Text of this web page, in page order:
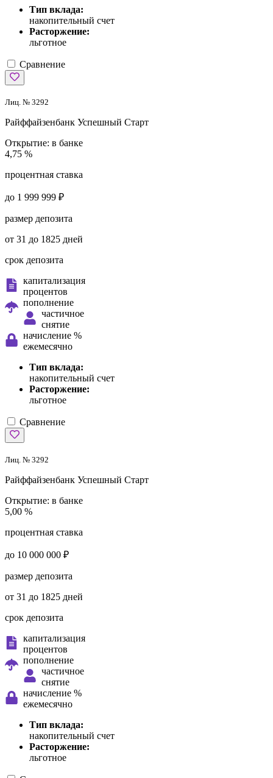
Тип вклада:
накопительный счет
Расторжение:
льготное
Сравнение
Лиц. № 3292
Райффайзенбанк Успешный Старт
Открытие: в банке
4,75 %
процентная ставка
до 1 999 999 ₽
размер депозита
от 31 до 1825 дней
срок депозита
капитализация
процентов
пополнение
частичное
снятие
начисление %
ежемесячно
Тип вклада:
накопительный счет
Расторжение:
льготное
Сравнение
Лиц. № 3292
Райффайзенбанк Успешный Старт
Открытие: в банке
5,00 %
процентная ставка
до 10 000 000 ₽
размер депозита
от 31 до 1825 дней
срок депозита
капитализация
процентов
пополнение
частичное
снятие
начисление %
ежемесячно
Тип вклада:
накопительный счет
Расторжение:
льготное